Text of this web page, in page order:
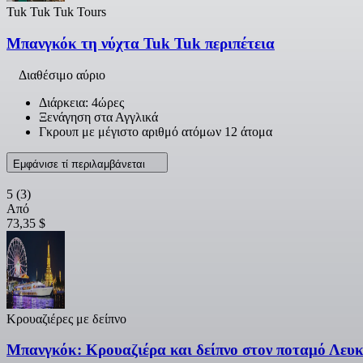
Tuk Tuk Tuk Tours
Μπανγκόκ τη νύχτα Tuk Tuk περιπέτεια
Διαθέσιμο αύριο
Διάρκεια: 4ώρες
Ξενάγηση στα Αγγλικά
Γκρουπ με μέγιστο αριθμό ατόμων 12 άτομα
Εμφάνισε τί περιλαμβάνεται
5 (3)
Από
73,35 $
Κρουαζιέρες με δείπνο
Μπανγκόκ: Κρουαζιέρα και δείπνο στον ποταμό